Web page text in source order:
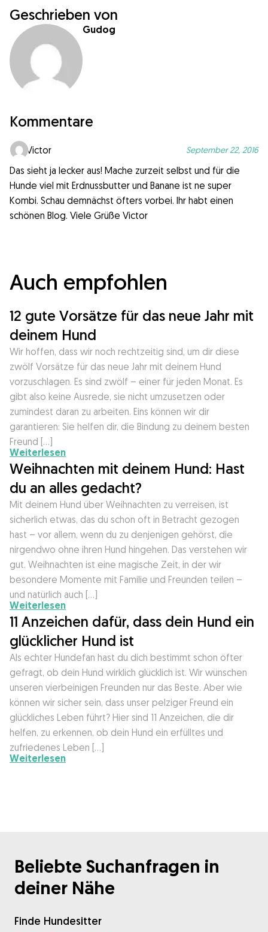
Geschrieben von
Gudog
Kommentare
Victor September 22, 2016
Das sieht ja lecker aus! Mache zurzeit selbst und für die
Hunde viel mit Erdnussbutter und Banane ist ne super
Kombi. Schau demnächst öfters vorbei. Ihr habt einen
schönen Blog. Viele Grüße Victor
Auch empfohlen
12 gute Vorsätze für das neue Jahr mit
deinem Hund
Wir hoffen, dass wir noch rechtzeitig sind, um dir diese
zwölf Vorsätze für das neue Jahr mit deinem Hund
vorzuschlagen. Es sind zwölf – einer für jeden Monat. Es
gibt also keine Ausrede, sie nicht umzusetzen oder
zumindest daran zu arbeiten. Eins können wir dir
garantieren: Sie helfen dir, die Bindung zu deinem besten
Freund […]
Weiterlesen
Weihnachten mit deinem Hund: Hast
du an alles gedacht?
Mit deinem Hund über Weihnachten zu verreisen, ist
sicherlich etwas, das du schon oft in Betracht gezogen
hast – vor allem, wenn du zu denjenigen gehörst, die
nirgendwo ohne ihren Hund hingehen. Das verstehen wir
gut. Weihnachten ist eine magische Zeit, in der wir
besondere Momente mit Familie und Freunden teilen –
und natürlich auch […]
Weiterlesen
11 Anzeichen dafür, dass dein Hund ein
glücklicher Hund ist
Als echter Hundefan hast du dich bestimmt schon öfter
gefragt, ob dein Hund wirklich glücklich ist. Wir wünschen
unseren vierbeinigen Freunden nur das Beste. Aber wie
können wir sicher sein, dass unser pelziger Freund ein
glückliches Leben führt? Hier sind 11 Anzeichen, die dir
helfen, zu erkennen, ob dein Hund ein erfülltes und
zufriedenes Leben […]
Weiterlesen
Beliebte Suchanfragen in
deiner Nähe
Finde Hundesitter